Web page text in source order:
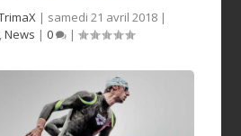
| samedi 21 avril 2018|
News | 0 |